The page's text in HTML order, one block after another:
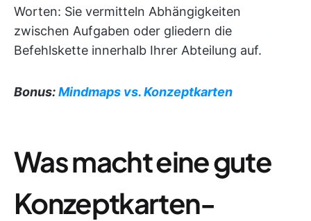
Worten: Sie vermitteln Abhängigkeiten
zwischen Aufgaben oder gliedern die
Befehlskette innerhalb Ihrer Abteilung auf.
Bonus:Mindmaps vs. Konzeptkarten
Was macht eine gute
Konzeptkarten-